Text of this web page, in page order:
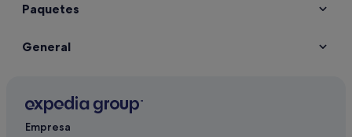
Paquetes
General
Empresa